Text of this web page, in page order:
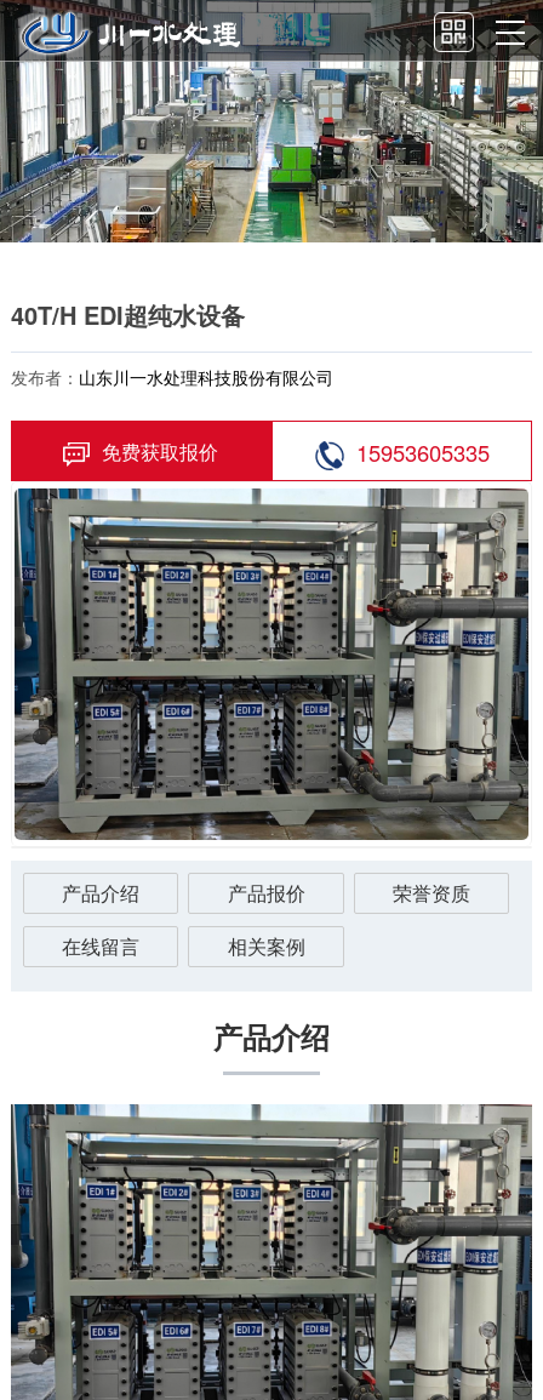
40T/H EDI超纯水设备
发布者： 山东川一水处理科技股份有限公司
免费获取报价 15953605335
产品介绍 产品报价
荣誉资质
在线留言
相关案例
产品介绍